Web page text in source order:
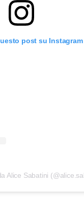
post su Instagram
Alice Sabatini